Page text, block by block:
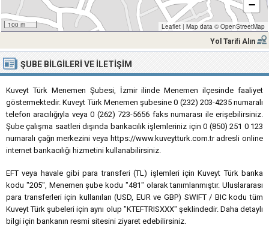
100 m
−
Leaflet | Map data © OpenStreetMap
Yol Tarifi Alın
ŞUBE BILGILERI VE İLETIŞIM
Kuveyt Türk Menemen Şubesi, İzmir ilinde Menemen ilçesinde faaliyet
göstermektedir. Kuveyt Türk Menemen şubesine 0 (232) 203-4235 numaralı
telefon aracılığıyla veya 0 (262) 723-5656 faks numarası ile erişebilirsiniz.
Şube çalışma saatleri dışında bankacılık işlemleriniz için 0 (850) 251 0 123
numaralı çağrı merkezini veya https://www.kuveytturk.com.tr adresli online
internet bankacılığı hizmetini kullanabilirsiniz.
EFT veya havale gibi para transferi (TL) işlemleri için Kuveyt Türk banka
kodu "205", Menemen şube kodu "481" olarak tanımlanmıştır. Uluslararası
para transferleri için kullanılan (USD, EUR ve GBP) SWIFT / BIC kodu tüm
Kuveyt Türk şubeleri için aynı olup "KTEFTRISXXX" şeklindedir. Daha detaylı
bilgi için bankanın resmi sitesini ziyaret edebilirsiniz.